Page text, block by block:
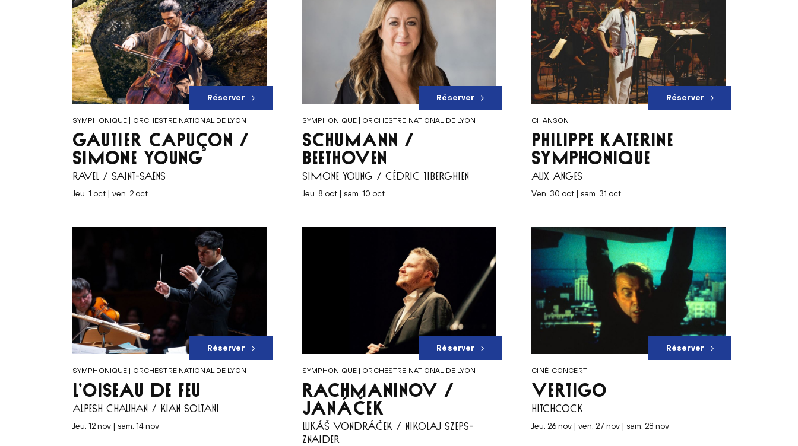
SYMPHONIQUE | ORCHESTRE NATIONAL DE LYON
GAUTIER CAPUÇON /
SIMONE YOUNG
RAVEL / SAINT-SAËNS
jeu. 1 oct | ven. 2 oct
Réserver
SYMPHONIQUE | ORCHESTRE NATIONAL DE LYON
SCHUMANN /
BEETHOVEN
SIMONE YOUNG / CÉDRIC TIBERGHIEN
jeu. 8 oct | sam. 10 oct
Réserver
CHANSON
PHILIPPE KATERINE
SYMPHONIQUE
AUX ANGES
ven. 30 oct | sam. 31 oct
Réserver
SYMPHONIQUE | ORCHESTRE NATIONAL DE LYON
L’OISEAU DE FEU
ALPESH CHAUHAN / KIAN SOLTANI
jeu. 12 nov | sam. 14 nov
Réserver
SYMPHONIQUE | ORCHESTRE NATIONAL DE LYON
RACHMANINOV /
JANÁČEK
LUKÁŠ VONDRÁČEK / NIKOLAJ SZEPS-
ZNAIDER
Réserver
CINÉ-CONCERT
VERTIGO
HITCHCOCK
jeu. 26 nov | ven. 27 nov | sam. 28 nov
Réserver